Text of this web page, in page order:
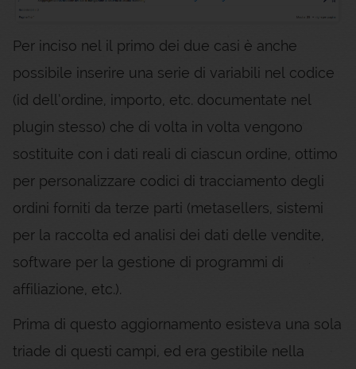
Per inciso nel il primo dei due casi è anche
possibile inserire una serie di variabili nel codice
(id dell’ordine, importo, etc. documentate nel
plugin stesso) che di volta in volta vengono
sostituite con i dati reali di ciascun ordine, ottimo
per personalizzare codici di tracciamento degli
ordini forniti da terze parti (metasellers, sistemi
per la raccolta ed analisi dei dati delle vendite,
software per la gestione di programmi di
affiliazione, etc.).
Prima di questo aggiornamento esisteva una sola
triade di questi campi, ed era gestibile nella